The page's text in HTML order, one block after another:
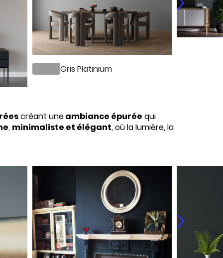
Gris Platinium
créant uneambiance épurée qui
, minimaliste et élégant, où la lumière, la